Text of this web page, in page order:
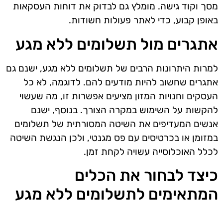
מסך וקוד גישה. מומלץ גם לבדוק את דוחות העסקאות
באופן קבוע, כדי לאתר פעולות חשודות.
אתגרים מול תשלומים ללא מגע
למרות היתרונות הרבים של תשלומים ללא מגע, ישנם גם
אתגרים שחשוב להיות מודעים להם. לדוגמה, לא כל
העסקים וחנויות המזון מציעים אפשרות זו, מה שעשוי
להקשות על השימוש במקרה הצורך. בנוסף, ישנם
אנשים המעדיפים את השיטה המסורתית של תשלומים
במזומן או בכרטיסים עם פס מגנטי, ולכן הנגשת השיטה
לכלל האוכלוסייה עשויה לקחת זמן.
כיצד לבחור את הכלים
המתאימים לתשלומים ללא מגע